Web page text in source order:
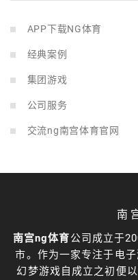
APP下载NG体育
经典案例
集团游戏
公司服务
交流ng南宫体育官网
南
南宫ng体育公司成立于
市。作为一家专注于电
幻梦游戏自成立之初便